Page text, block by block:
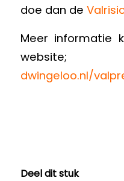
doe dan de
Meer informatie
website;
dwingeloo.nl/
Deel dit stuk